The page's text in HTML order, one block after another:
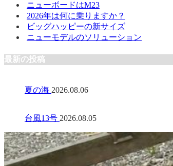
ニューボードはM23
2026年は何に乗りますか？
ビッグハッピーの新サイズ
ニューモデルのソリューション
最新の投稿
夏の海 2026.08.06
台風13号 2026.08.05